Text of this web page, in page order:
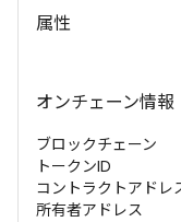
属性
オンチェーン情報
ブロックチェーン
トークンID
コントラクトアドレ
所有者アドレス